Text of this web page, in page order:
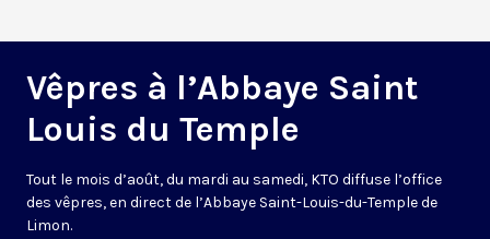
Vêpres à l’Abbaye Saint
Louis du Temple
Tout le mois d’août, du mardi au samedi, KTO diffuse l’office
des vêpres, en direct de l’Abbaye Saint-Louis-du-Temple de
Limon.